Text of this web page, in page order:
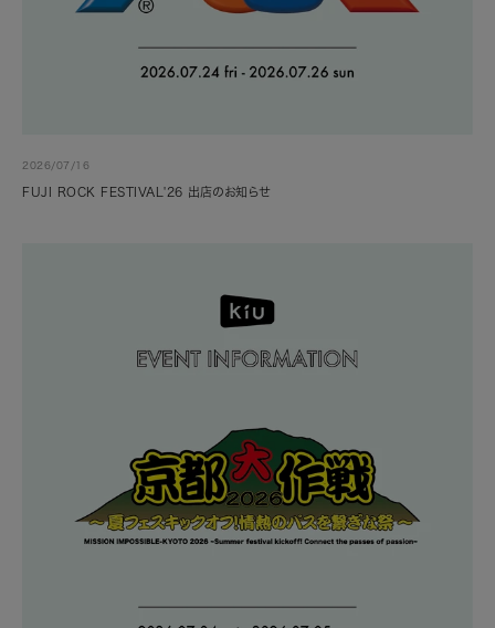
2026/07/16
FUJI ROCK FESTIVAL'26 出店のお知らせ